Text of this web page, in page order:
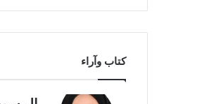
كتاب وآراء